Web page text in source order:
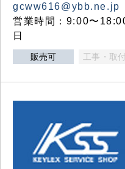
gcww616@ybb.ne.jp
営業時間：9:00〜
日
販売可 工事・取